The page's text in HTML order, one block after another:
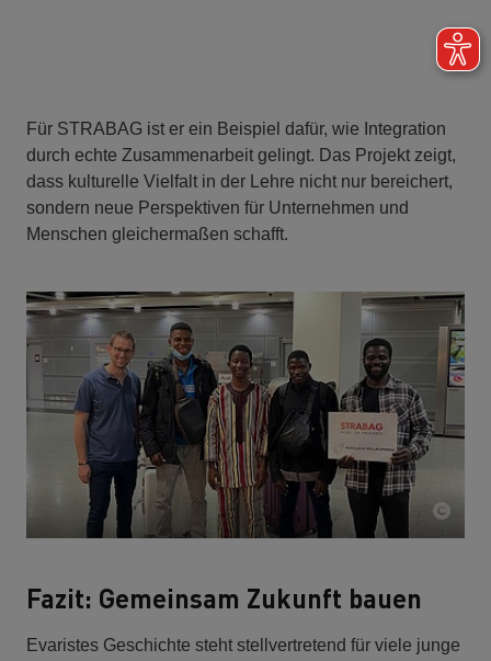
Für STRABAG ist er ein Beispiel dafür, wie Integration
durch echte Zusammenarbeit gelingt. Das Projekt zeigt,
dass kulturelle Vielfalt in der Lehre nicht nur bereichert,
sondern neue Perspektiven für Unternehmen und
Menschen gleichermaßen schafft.
Fazit: Gemeinsam Zukunft bauen
Evaristes Geschichte steht stellvertretend für viele junge